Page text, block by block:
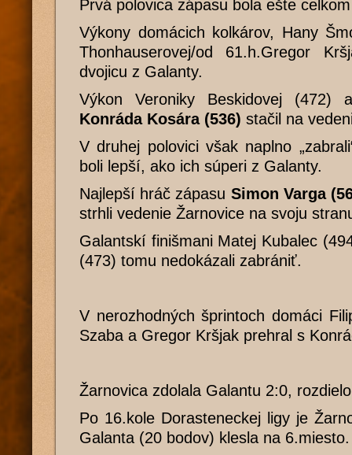
Prvá polovica zápasu bola ešte
Výkony domácich kolkárov, Hany
Thonhauserovej/od 61.h.Gregor
dvojicu z Galanty.
Výkon Veroniky Beskidovej (472)
Konráda Kosára (536) stačil na
V druhej polovici však naplno
boli lepší, ako ich súperi z Galanty.
Najlepší hráč zápasu Simon Varga
strhli vedenie Žarnovice na svoju
Galantskí finišmani Matej Kubalec
(473) tomu nedokázali zabrániť.
V nerozhodných šprintoch domáci
Szaba a Gregor Kršjak prehral s
Žarnovica zdolala Galantu 2:0,
Po 16.kole Dorasteneckej ligy je
Galanta (20 bodov) klesla na 6.miesto.